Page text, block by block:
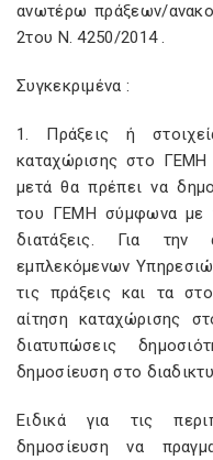
ανωτέρω πράξεων/
2του Ν. 4250/2014 .
Συγκεκριμένα :
1. Πράξεις ή
καταχώρισης στο ΓΕΜΗ
μετά θα πρέπει να
του ΓΕΜΗ σύμφωνα με
διατάξεις. Για
εμπλεκόμενων
τις πράξεις και τα
αίτηση καταχώρισης
διατυπώσεις
δημοσίευση στο
Ειδικά για τις
δημοσίευση να